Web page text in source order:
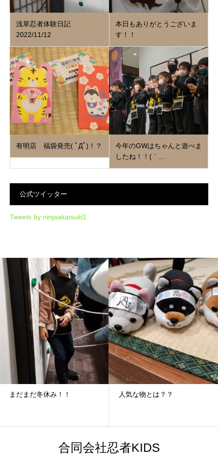
浅草忍者体験日記
2022/11/12
本日もありがとうございま
す！！
有明店 福袋発売( ﾟДﾟ)！？
今年のGWはちゃんと遊べま
したね！！(｀...
公式ツイッター
Tweets by ninjaakatsuki1
まだまだ冬休み！！ 人気な物とは？？
合同会社忍者KIDS